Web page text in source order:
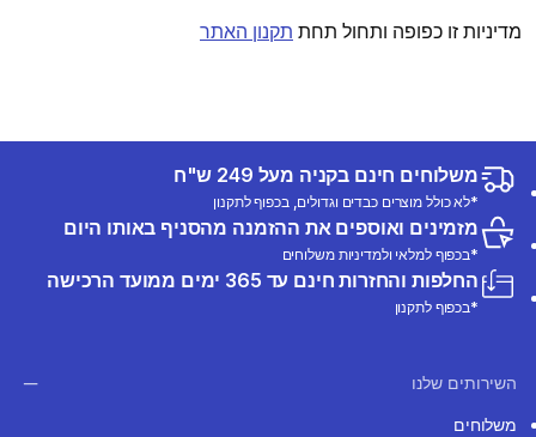
מדיניות זו כפופה ותחול תחת תקנון האתר
משלוחים חינם בקניה מעל 249 ש"ח
*לא כולל מוצרים כבדים וגדולים, בכפוף לתקנון
מזמינים ואוספים את ההזמנה מהסניף באותו היום
*בכפוף למלאי ולמדיניות משלוחים
החלפות והחזרות חינם עד 365 ימים ממועד הרכישה
*בכפוף לתקנון
השירותים שלנו
משלוחים